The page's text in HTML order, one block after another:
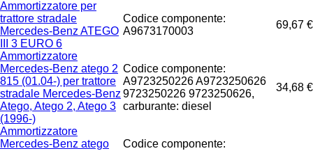
Ammortizzatore per
trattore stradale
Mercedes-Benz ATEGO
III 3 EURO 6
Codice componente:
A9673170003
69,67 €
Ammortizzatore
Mercedes-Benz atego 2
815 (01.04-) per trattore
stradale Mercedes-Benz
Atego, Atego 2, Atego 3
(1996-)
Codice componente:
A9723250226 A9723250626
9723250226 9723250626,
carburante: diesel
34,68 €
Ammortizzatore
Mercedes-Benz atego
Codice componente: